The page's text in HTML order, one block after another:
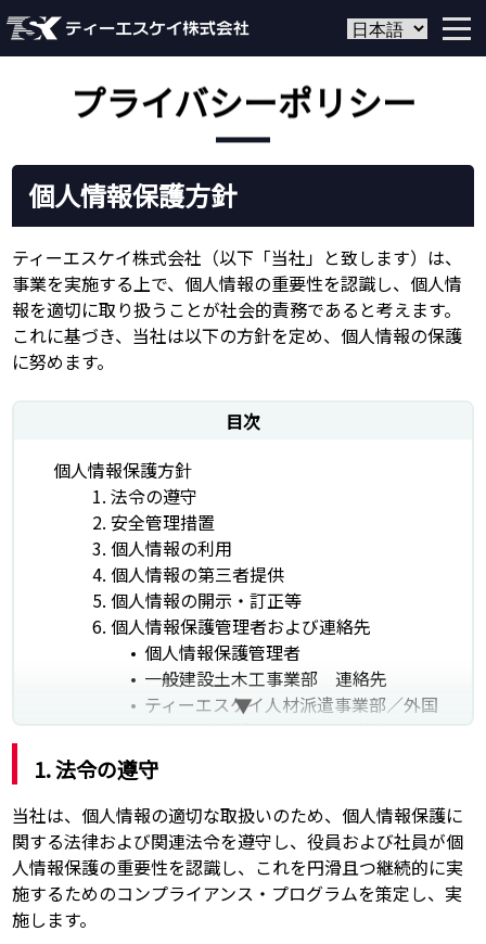
プライバシーポリシー
個人情報保護方針
ティーエスケイ株式会社（以下「当社」と致します）は、
事業を実施する上で、個人情報の重要性を認識し、個人情
報を適切に取り扱うことが社会的責務であると考えます。
これに基づき、当社は以下の方針を定め、個人情報の保護
に努めます。
目次
個人情報保護方針
1. 法令の遵守
2. 安全管理措置
3. 個人情報の利用
4. 個人情報の第三者提供
5. 個人情報の開示・訂正等
6. 個人情報保護管理者および連絡先
個人情報保護管理者
一般建設土木工事業部 連絡先
ティーエスケイ人材派遣事業部／外国
人材特化型派遣サービス 連絡先
7. 教育訓練
8. 個人情報の取扱いの委託
9. マイナンバー（個人番号）の利用目的
源泉徴収票作成事務
10. 付則
1. 法令の遵守
当社は、個人情報の適切な取扱いのため、個人情報保護に
関する法律および関連法令を遵守し、役員および社員が個
人情報保護の重要性を認識し、これを円滑且つ継続的に実
施するためのコンプライアンス・プログラムを策定し、実
施します。